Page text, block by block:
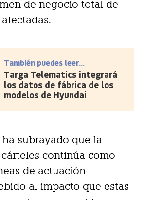
de negocio total de
También puedes leer...
Targa Telematics integrará
los datos de fábrica de los
modelos de Hyundai
subrayado que la
continúa como
de actuación
al impacto que estas